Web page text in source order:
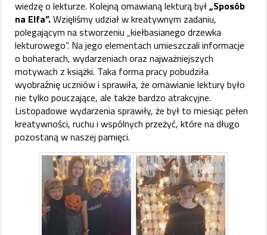
wiedzę o lekturze. Kolejną omawianą lekturą był„Sposób
na Elfa”.Wzięliśmy udział w kreatywnym zadaniu,
polegającym na stworzeniu „kiełbasianego drzewka
lekturowego”. Na jego elementach umieszczali informacje
o bohaterach, wydarzeniach oraz najważniejszych
motywach z książki. Taka forma pracy pobudziła
wyobraźnię uczniów i sprawiła, że omawianie lektury było
nie tylko pouczające, ale także bardzo atrakcyjne.
Listopadowe wydarzenia sprawiły, że był to miesiąc pełen
kreatywności, ruchu i wspólnych przeżyć, które na długo
pozostaną w naszej pamięci.